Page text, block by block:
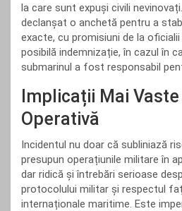
la care sunt expuși civili
declanșat o anchetă pentru a
exacte, cu promisiuni de la
posibilă indemnizație, în cazul în
submarinul a fost responsabil
Implicații Mai
Operativă
Incidentul nu doar că subliniază
presupun operațiunile militare în
dar ridică și întrebări serioase
protocolului militar și respectul
internaționale maritime. Este